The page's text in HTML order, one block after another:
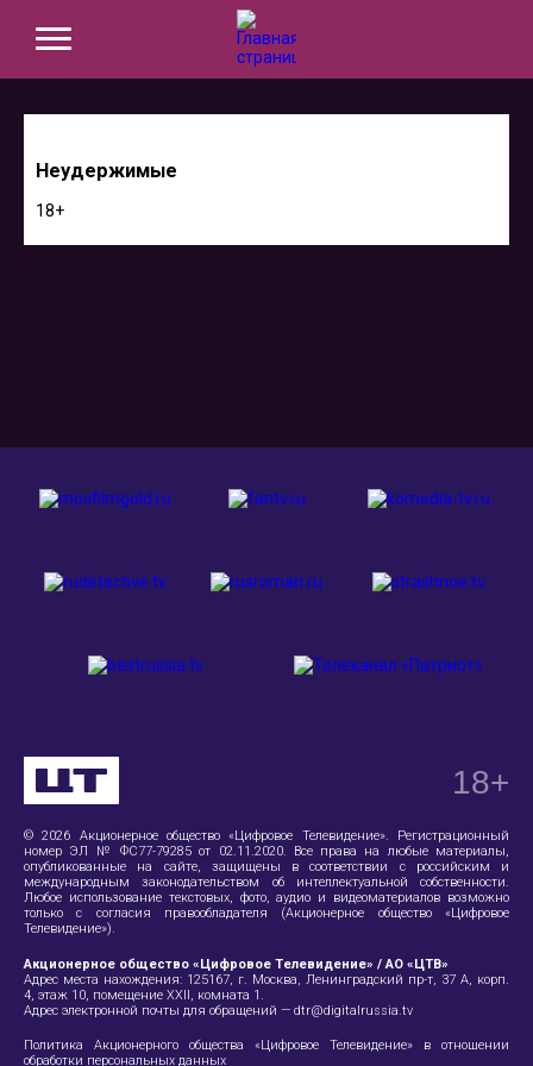
Неудержимые
18+
© 2026 Акционерное общество «Цифровое Телевидение». Регистрационный
номер ЭЛ № ФС77-79285 от 02.11.2020. Все права на любые материалы,
опубликованные на сайте, защищены в соответствии с российским и
международным законодательством об интеллектуальной собственности.
Любое использование текстовых, фото, аудио и видеоматериалов возможно
только с согласия правообладателя (Акционерное общество «Цифровое
Телевидение»).
Акционерное общество «Цифровое Телевидение» / АО «ЦТВ»
Адрес места нахождения: 125167, г. Москва, Ленинградский пр-т, 37 А , корп.
4, этаж 10, помещение XXII, комната 1.
Адрес электронной почты для обращений — dtr@digitalrussia.tv
Политика Акционерного общества «Цифровое Телевидение» в отношении
обработки персональных данных
18+